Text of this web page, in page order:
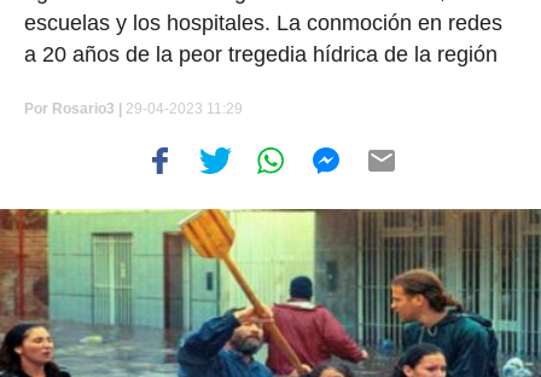
escuelas y los hospitales. La conmoción en redes
a 20 años de la peor tregedia hídrica de la región
Por Rosario3 | 29-04-2023 11:29